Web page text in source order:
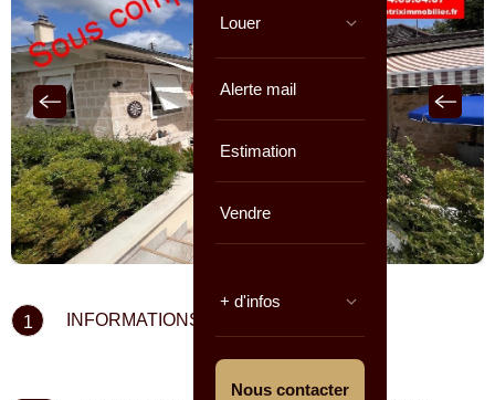
Louer
Alerte mail
Estimation
Vendre
+ d'infos
Nous contacter
1 INFORMATIONS CLÉS